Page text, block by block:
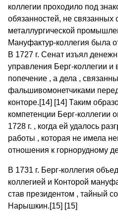
коллегии проходило под
обязанностей, не связанных
металлургической
Мануфактур-коллегия была
В 1727 г. Сенат изъял
управления Берг-коллегии и
попечение , а дела ,
фальшивомонетчиками
конторе.[14] [14] Таким
компетенции Берг-коллегии
1728 г. , когда ей удалось
работы , которая не имела
отношения к горнорудному
В 1731 г. Берг-коллегия
коллегией и Конторой
став президентом , тайный
Нарышкин.[15] [15]